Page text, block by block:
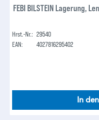
FEBI BILSTEIN Lagerung,
Hrst.-Nr.: 29540
EAN:
4027816295402
In